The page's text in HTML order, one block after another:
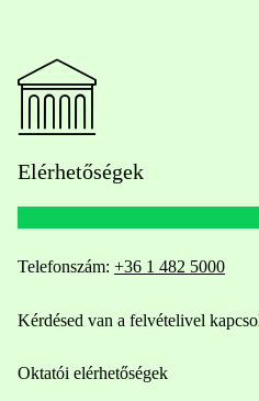
Elérhetőségek
Telefonszám: +36 1 482 5000
Kérdésed van a felvételivel
Oktatói elérhetőségek